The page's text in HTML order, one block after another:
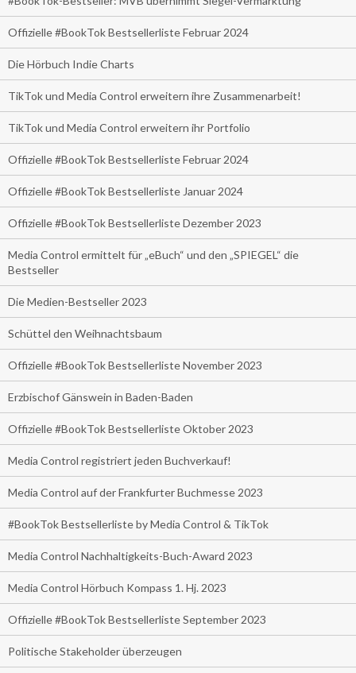
Offizielle #BookTok Bestsellerliste Februar 2024
Die Hörbuch Indie Charts
TikTok und Media Control erweitern ihre Zusammenarbeit!
TikTok und Media Control erweitern ihr Portfolio
Offizielle #BookTok Bestsellerliste Februar 2024
Offizielle #BookTok Bestsellerliste Januar 2024
Offizielle #BookTok Bestsellerliste Dezember 2023
Media Control ermittelt für „eBuch“ und den „SPIEGEL“ die
Bestseller
Die Medien-Bestseller 2023
Schüttel den Weihnachtsbaum
Offizielle #BookTok Bestsellerliste November 2023
Erzbischof Gänswein in Baden-Baden
Offizielle #BookTok Bestsellerliste Oktober 2023
Media Control registriert jeden Buchverkauf!
Media Control auf der Frankfurter Buchmesse 2023
#BookTok Bestsellerliste by Media Control & TikTok
Media Control Nachhaltigkeits-Buch-Award 2023
Media Control Hörbuch Kompass 1. Hj. 2023
Offizielle #BookTok Bestsellerliste September 2023
Politische Stakeholder überzeugen